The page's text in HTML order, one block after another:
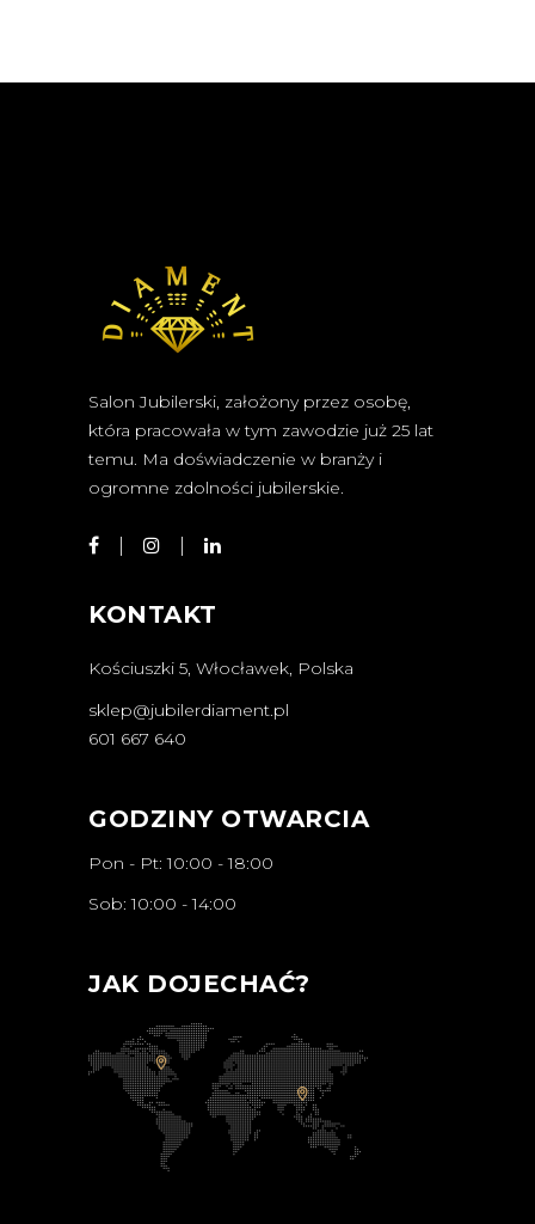
Salon Jubilerski, założony przez osobę,
która pracowała w tym zawodzie już 25 lat
temu. Ma doświadczenie w branży i
ogromne zdolności jubilerskie.
KONTAKT
Kościuszki 5, Włocławek, Polska
sklep@jubilerdiament.pl
601 667 640
GODZINY OTWARCIA
Pon - Pt: 10:00 - 18:00
Sob: 10:00 - 14:00
JAK DOJECHAĆ?